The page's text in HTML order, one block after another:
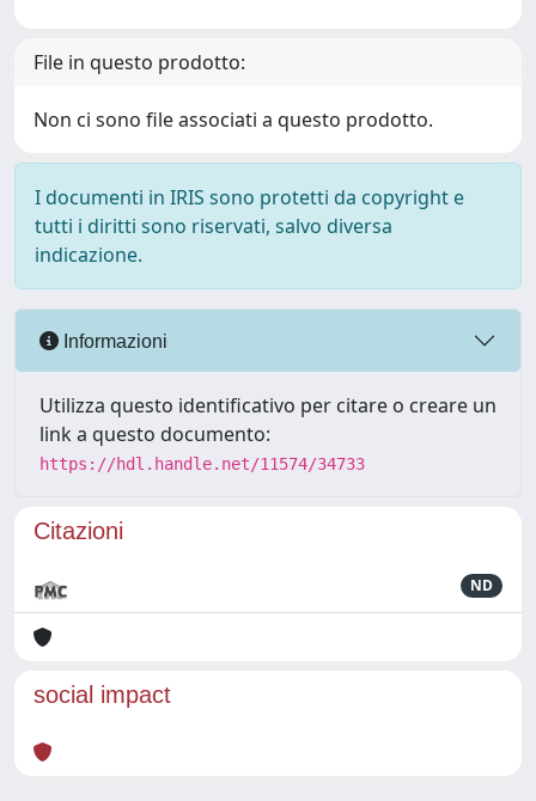
File in questo prodotto:
Non ci sono file associati a questo prodotto.
I documenti in IRIS sono protetti da copyright e
tutti i diritti sono riservati, salvo diversa
indicazione.
Informazioni
Utilizza questo identificativo per citare o creare un
link a questo documento:
https://hdl.handle.net/11574/34733
Citazioni
ND
social impact